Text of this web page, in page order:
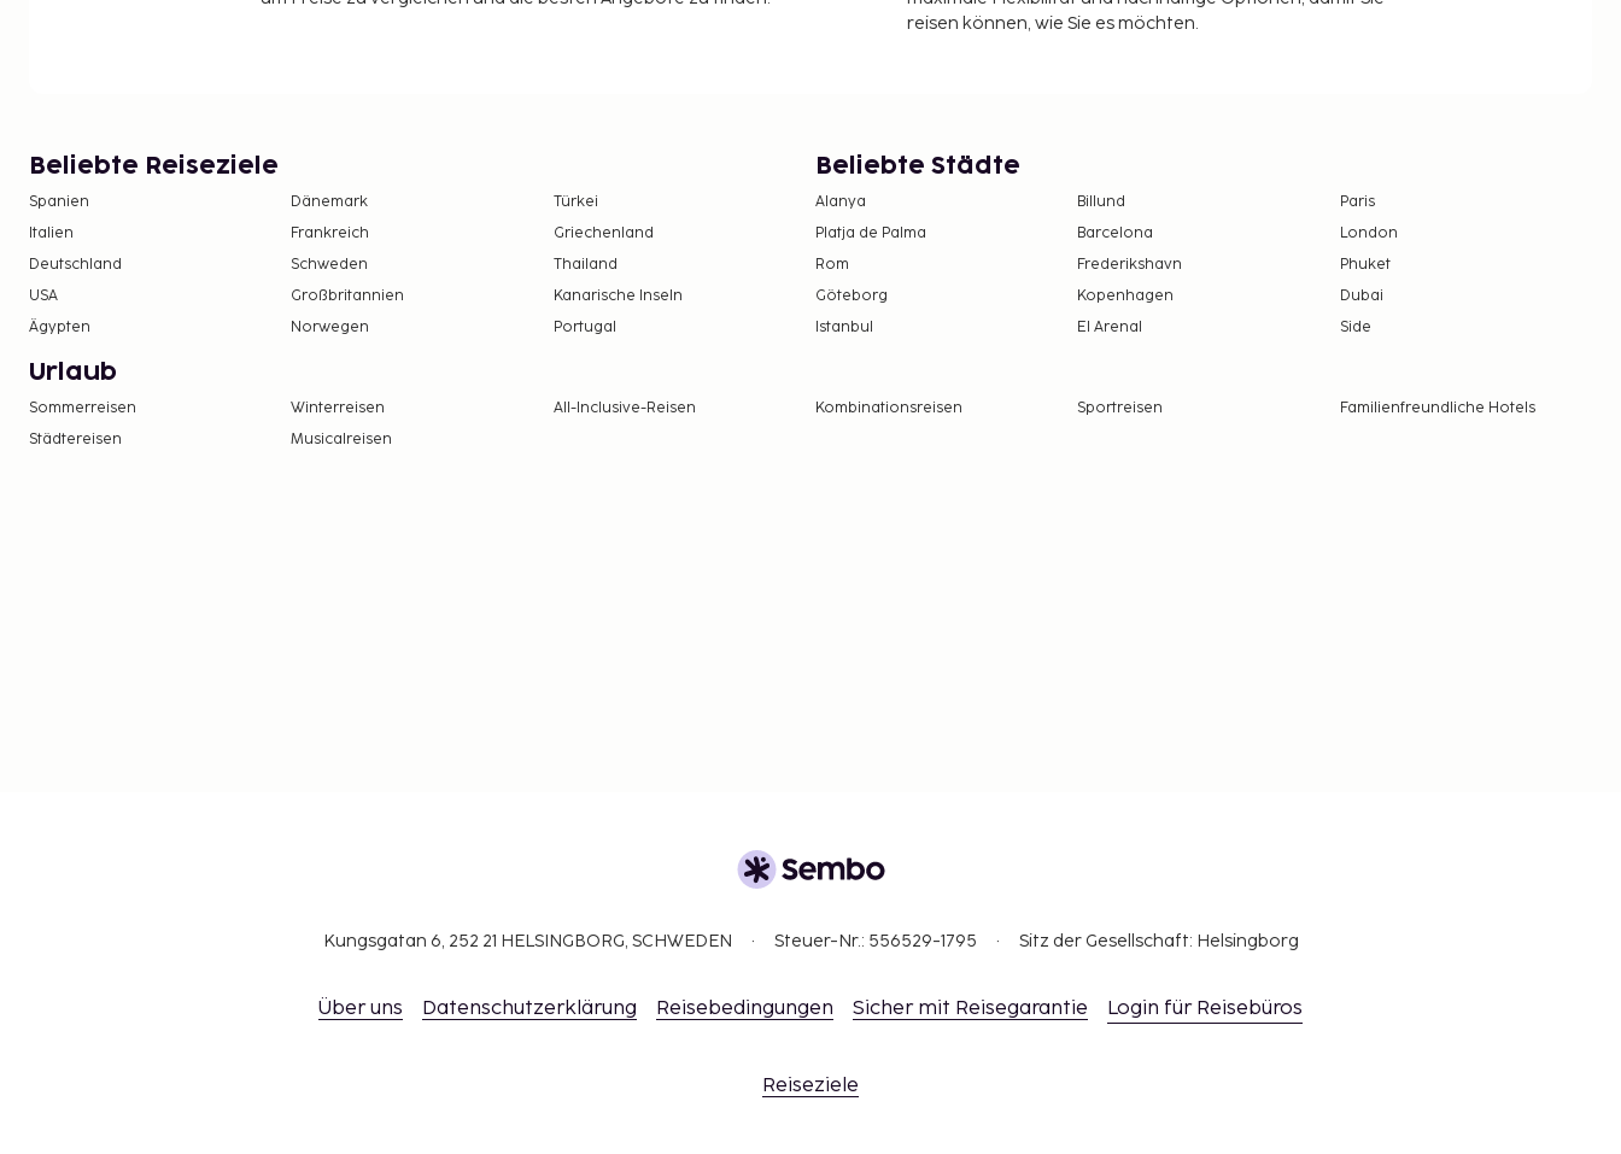
reisen können, wie Sie es möchten.
Beliebte Reiseziele
Spanien Dänemark
Türkei
Italien
Frankreich
Griechenland
Deutschland
Schweden
Thailand
USA
Großbritannien
Kanarische Inseln
Ägypten
Norwegen Portugal
Beliebte Städte
Alanya Billund
Paris
Platja de Palma
Barcelona
London
Rom
Frederikshavn
Phuket
Göteborg
Kopenhagen
Dubai
Istanbul
El Arenal Side
Urlaub
Sommerreisen Winterreisen All-Inclusive-Reisen Kombinationsreisen Sportreisen
Familienfreundliche Hotels
Städtereisen
Musicalreisen
Kungsgatan 6, 252 21 HELSINGBORG, SCHWEDEN Steuer-Nr.: 556529-1795 Sitz der Gesellschaft: Helsingborg
Über uns Datenschutzerklärung Reisebedingungen Sicher mit Reisegarantie Login für Reisebüros
Reiseziele